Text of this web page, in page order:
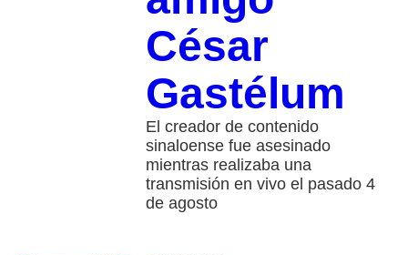
César
Gastélum
El creador de contenido
sinaloense fue asesinado
mientras realizaba una
transmisión en vivo el pasado 4
de agosto